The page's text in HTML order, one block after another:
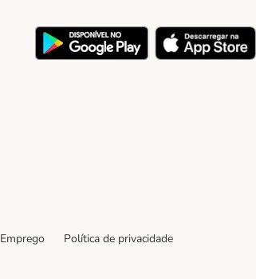
Emprego
Política de privacidade